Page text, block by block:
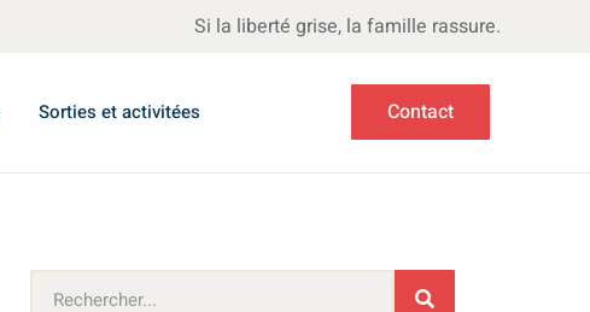
Si la liberté grise, la famille rassure.
Sorties et activitées Contact